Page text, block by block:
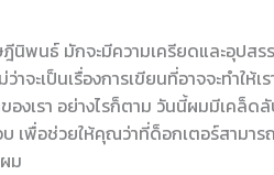
นิพนธ์ มักจะมีความเครียดและอุปสร
จะเป็นเรื่องการเขียนที่อาจจะทำให้เร
งเรา อย่างไรก็ตาม วันนี้ผมมีเคล็ดลั
เพื่อช่วยให้คุณว่าที่ด็อกเตอร์สามารถ
ม